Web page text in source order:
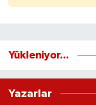
Yükleniyor...
Yazarlar